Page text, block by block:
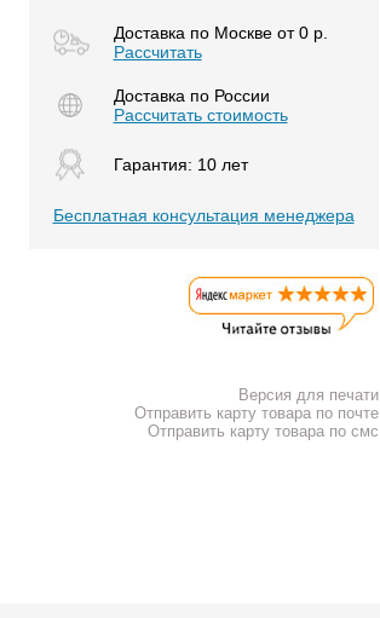
Доставка по Москве от 0 р.
Расcчитать
Доставка по России
Рассчитать стоимость
Гарантия: 10 лет
Бесплатная консультация менеджера
Версия для печати
Отправить карту товара по почте
Отправить карту товара по смс